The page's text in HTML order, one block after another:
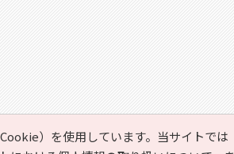
）を使用しています。当サイトでは